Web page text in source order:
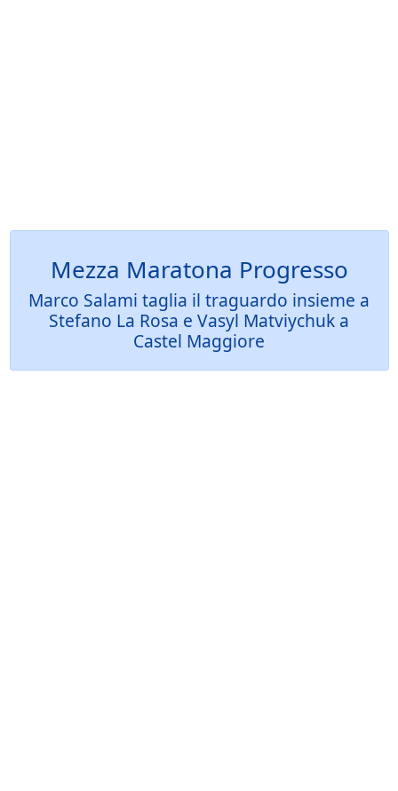
Mezza Maratona Progresso
Marco Salami taglia il traguardo insieme a
Stefano La Rosa e Vasyl Matviychuk a
Castel Maggiore